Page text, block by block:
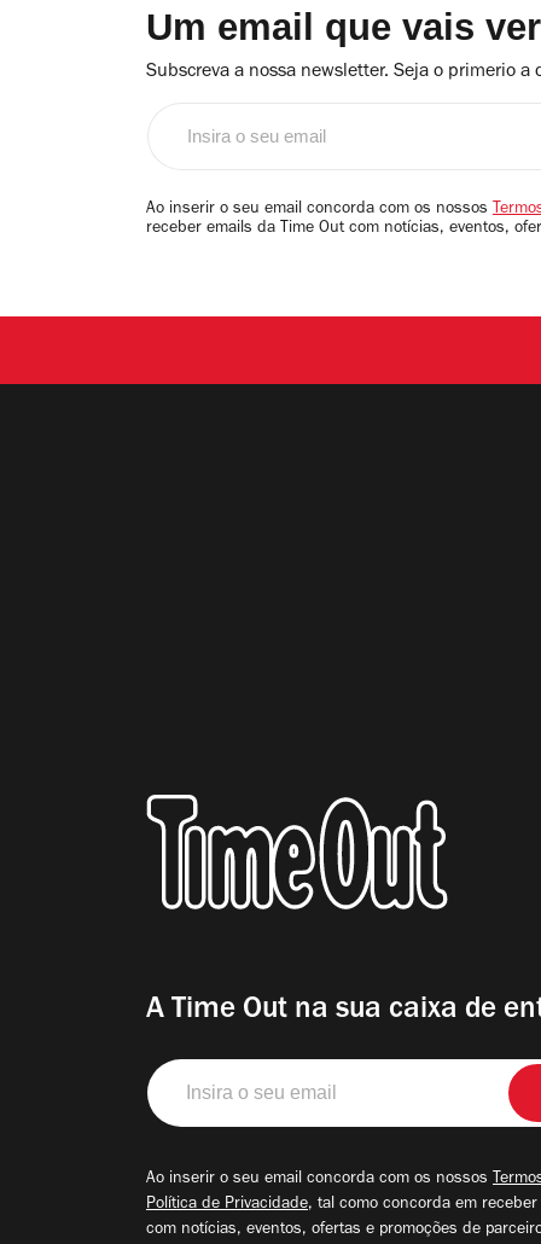
Um email que vais
Subscreva a nossa newsletter. Seja o primerio
email
Ao inserir o seu email concorda com os nossos
receber emails da Time Out com notícias, eventos,
A Time Out na sua caixa de
Insira
o
seu
Ao inserir o seu email concorda com os nossos
Política de Privacidade, tal como concorda em
com notícias, eventos, ofertas e promoções de